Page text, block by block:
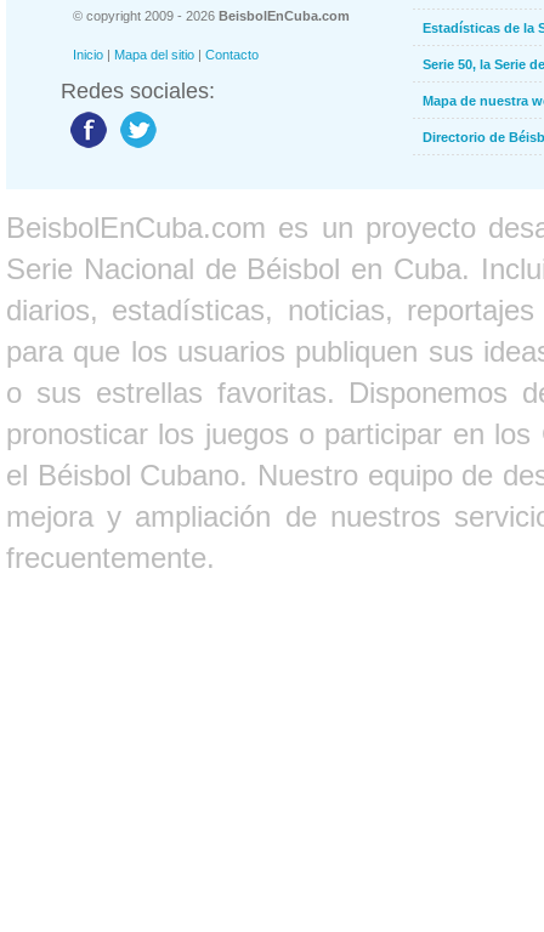
© copyright 2009 - 2026 BeisbolEnCuba.com
Inicio | Mapa del sitio | Contacto
Redes sociales:
Estadísticas de la
Serie 50, la Serie
Mapa de nuestra
Directorio de
BeisbolEnCuba.com es un proyecto
Serie Nacional de Béisbol en Cuba.
diarios, estadísticas, noticias,
para que los usuarios publiquen sus
o sus estrellas favoritas. Disponemos
pronosticar los juegos o participar en
el Béisbol Cubano. Nuestro equipo de
mejora y ampliación de nuestros
frecuentemente.